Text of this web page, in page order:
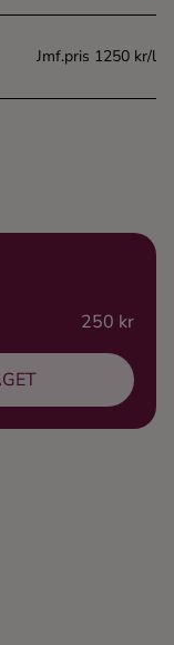
Jmf.pris 1250 kr/l
250 kr